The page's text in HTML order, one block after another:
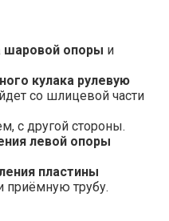
шаровой опоры и
кулака рулевую
со шлицевой части
с другой стороны.
левой опоры
пластины
приёмную трубу.